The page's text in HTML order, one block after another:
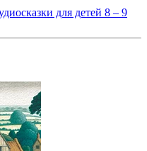
для детей 8 – 9